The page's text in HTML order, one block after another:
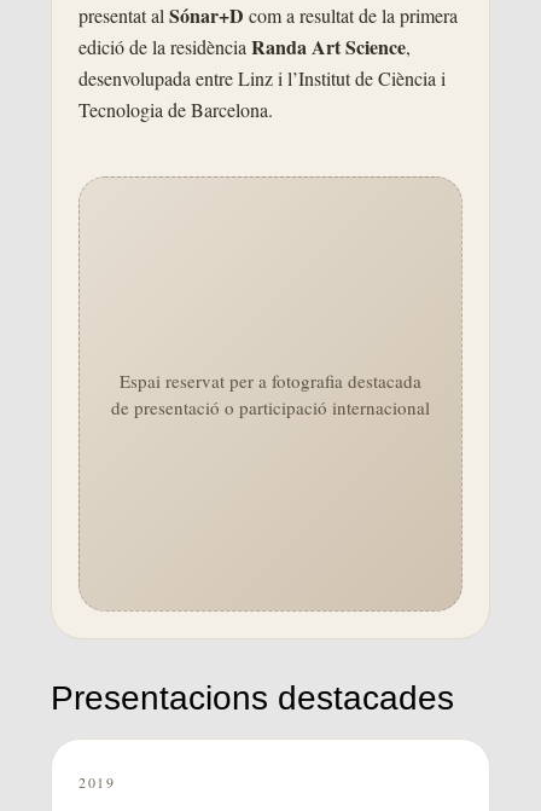
presentat al Sónar+D com a resultat de la primera
edició de la residència Randa Art Science,
desenvolupada entre Linz i l’Institut de Ciència i
Tecnologia de Barcelona.
Espai reservat per a fotografia destacada
de presentació o participació internacional
Presentacions destacades
2019